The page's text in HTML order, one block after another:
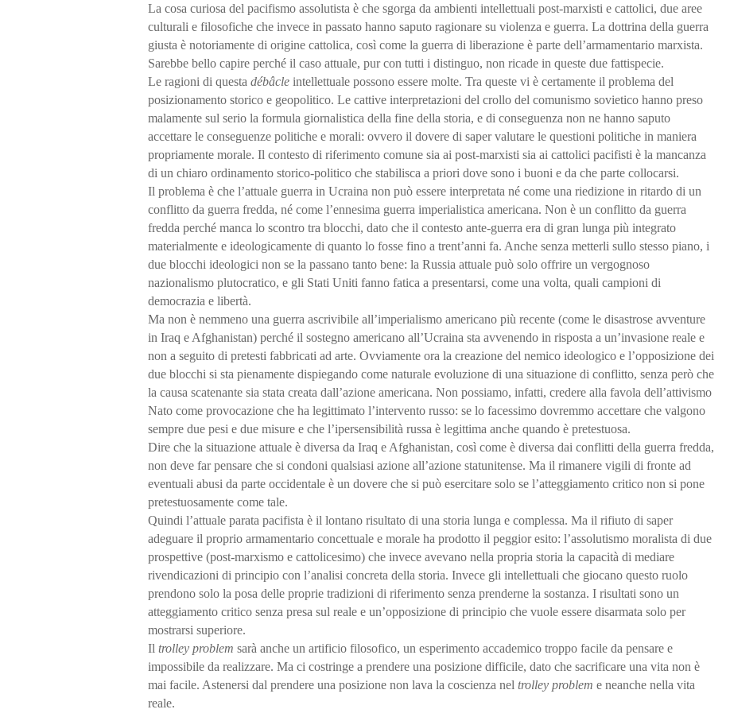
La cosa curiosa del pacifismo assolutista è che sgorga da ambienti intellettuali post-marxisti e cattolici, due aree
culturali e filosofiche che invece in passato hanno saputo ragionare su violenza e guerra. La dottrina della guerra
giusta è notoriamente di origine cattolica, così come la guerra di liberazione è parte dell’armamentario marxista.
Sarebbe bello capire perché il caso attuale, pur con tutti i distinguo, non ricade in queste due fattispecie.
Le ragioni di questa débâcle intellettuale possono essere molte. Tra queste vi è certamente il problema del
posizionamento storico e geopolitico. Le cattive interpretazioni del crollo del comunismo sovietico hanno preso
malamente sul serio la formula giornalistica della fine della storia, e di conseguenza non ne hanno saputo
accettare le conseguenze politiche e morali: ovvero il dovere di saper valutare le questioni politiche in maniera
propriamente morale. Il contesto di riferimento comune sia ai post-marxisti sia ai cattolici pacifisti è la mancanza
di un chiaro ordinamento storico-politico che stabilisca a priori dove sono i buoni e da che parte collocarsi.
Il problema è che l’attuale guerra in Ucraina non può essere interpretata né come una riedizione in ritardo di un
conflitto da guerra fredda, né come l’ennesima guerra imperialistica americana. Non è un conflitto da guerra
fredda perché manca lo scontro tra blocchi, dato che il contesto ante-guerra era di gran lunga più integrato
materialmente e ideologicamente di quanto lo fosse fino a trent’anni fa. Anche senza metterli sullo stesso piano, i
due blocchi ideologici non se la passano tanto bene: la Russia attuale può solo offrire un vergognoso
nazionalismo plutocratico, e gli Stati Uniti fanno fatica a presentarsi, come una volta, quali campioni di
democrazia e libertà.
Ma non è nemmeno una guerra ascrivibile all’imperialismo americano più recente (come le disastrose avventure
in Iraq e Afghanistan) perché il sostegno americano all’Ucraina sta avvenendo in risposta a un’invasione reale e
non a seguito di pretesti fabbricati ad arte. Ovviamente ora la creazione del nemico ideologico e l’opposizione dei
due blocchi si sta pienamente dispiegando come naturale evoluzione di una situazione di conflitto, senza però che
la causa scatenante sia stata creata dall’azione americana. Non possiamo, infatti, credere alla favola dell’attivismo
Nato come provocazione che ha legittimato l’intervento russo: se lo facessimo dovremmo accettare che valgono
sempre due pesi e due misure e che l’ipersensibilità russa è legittima anche quando è pretestuosa.
Dire che la situazione attuale è diversa da Iraq e Afghanistan, così come è diversa dai conflitti della guerra fredda,
non deve far pensare che si condoni qualsiasi azione all’azione statunitense. Ma il rimanere vigili di fronte ad
eventuali abusi da parte occidentale è un dovere che si può esercitare solo se l’atteggiamento critico non si pone
pretestuosamente come tale.
Quindi l’attuale parata pacifista è il lontano risultato di una storia lunga e complessa. Ma il rifiuto di saper
adeguare il proprio armamentario concettuale e morale ha prodotto il peggior esito: l’assolutismo moralista di due
prospettive (post-marxismo e cattolicesimo) che invece avevano nella propria storia la capacità di mediare
rivendicazioni di principio con l’analisi concreta della storia. Invece gli intellettuali che giocano questo ruolo
prendono solo la posa delle proprie tradizioni di riferimento senza prenderne la sostanza. I risultati sono un
atteggiamento critico senza presa sul reale e un’opposizione di principio che vuole essere disarmata solo per
mostrarsi superiore.
Il trolley problem sarà anche un artificio filosofico, un esperimento accademico troppo facile da pensare e
impossibile da realizzare. Ma ci costringe a prendere una posizione difficile, dato che sacrificare una vita non è
mai facile. Astenersi dal prendere una posizione non lava la coscienza nel trolley problem e neanche nella vita
reale.